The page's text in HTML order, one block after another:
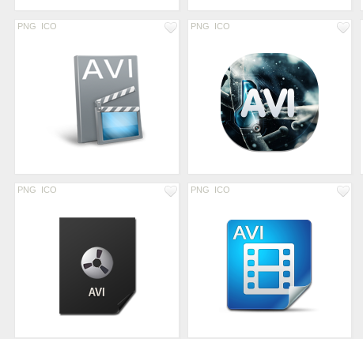
PNG ICO PNG ICO
PNG ICO PNG ICO